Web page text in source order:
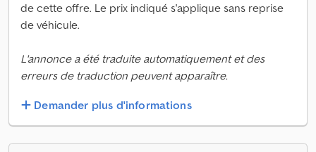
de cette offre. Le prix indiqué s'applique sans reprise
de véhicule.
L'annonce a été traduite automatiquement et des
erreurs de traduction peuvent apparaître.
Demander plus d'informations